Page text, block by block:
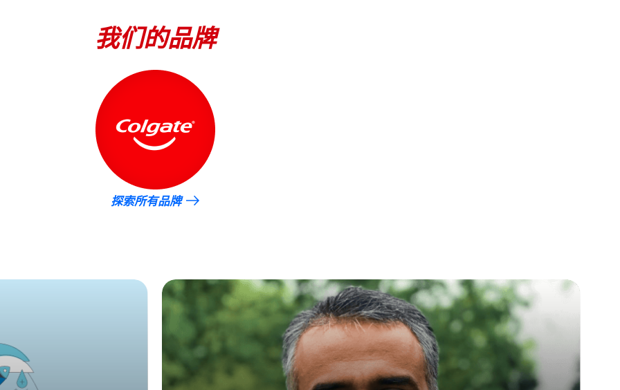
我们的品牌
探索所有品牌